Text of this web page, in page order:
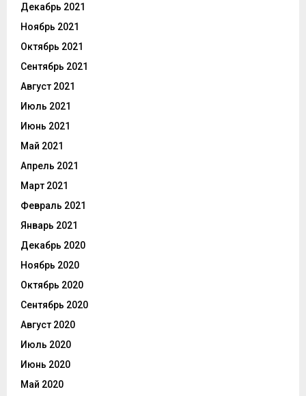
Декабрь 2021
Ноябрь 2021
Октябрь 2021
Сентябрь 2021
Август 2021
Июль 2021
Июнь 2021
Май 2021
Апрель 2021
Март 2021
Февраль 2021
Январь 2021
Декабрь 2020
Ноябрь 2020
Октябрь 2020
Сентябрь 2020
Август 2020
Июль 2020
Июнь 2020
Май 2020